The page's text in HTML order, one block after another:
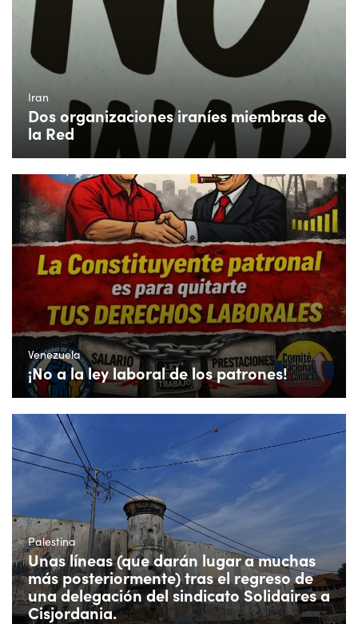
Iran
Dos organizaciones iraníes miembras de
la Red
Venezuela
¡No a la ley laboral de los patrones!
Palestina
Unas líneas (que darán lugar a muchas
más posteriormente) tras el regreso de
una delegación del sindicato Solidaires a
Cisjordania.